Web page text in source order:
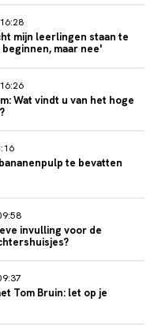
mijn leerlingen staan te
maar nee'
Wat vindt u van het hoge
te bevatten
invulling voor de
Tom Bruin: let op je